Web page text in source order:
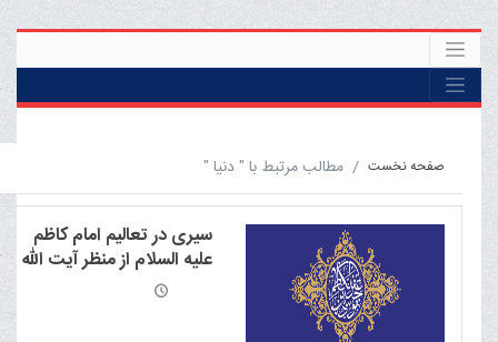
صفحه نخست مطالب مرتبط با " دنیا "
سیری در تعالیم امام کاظم
علیه السلام از منظر آیت الله
العظمی مکارم شیرازی مدّ